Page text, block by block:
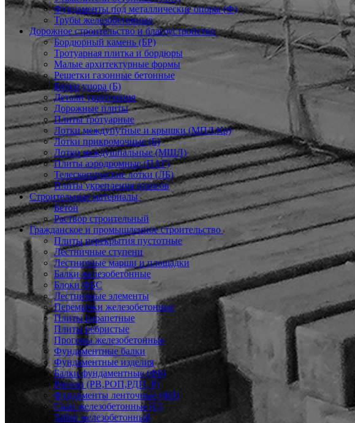
Фундаменты под металлические опоры (Ф)
Трубы железобетонные
Дорожное строительство и благоустройство
Бордюрный камень (БР)
Тротуарная плитка и бордюры
Малые архитектурные формы
Решетки газонные бетонные
Блоки упора (Б)
Детали укрепления
Дорожные плиты
Плиты тротуарные
Лотки междупутные и крышки (МПЛ,Кр)
Лотки прикромочные (Б)
Лотки междушпальные (МШЛ)
Плиты аэродромные (ПАГ)
Телескопические лотки (ЛБ)
Плиты укрепления откосов
Строительные материалы
Бетон
Раствор строительный
Гражданское и промышленное строительство
Плиты перекрытия пустотные
Лестничные ступени
Лестничные марши и площадки
Балки железобетонные
Блоки ФБС
Лестничные элементы
Перемычки железобетонные
Плиты парапетные
Плиты ребристые
Прогоны железобетонные
Фундаментные балки
Фундаментные изделия
Балки фундаментные (ФБ)
Ригели (РВ,РОП,РДП, Р)
Фундаменты ленточные (ФЛ)
Сваи железобетонные (С)
Забор железобетонный